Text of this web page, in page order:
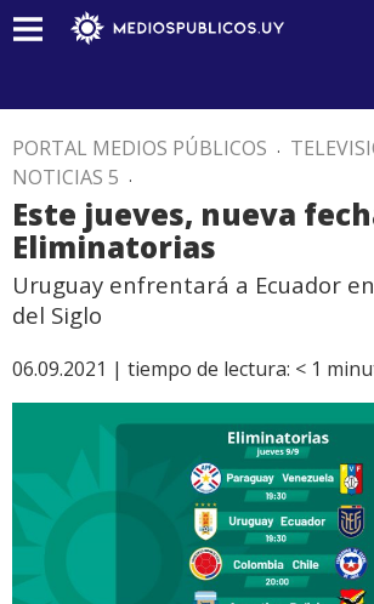
PORTAL MEDIOS PÚBLICOS .
NOTICIAS 5 .
Este jueves, nueva
Eliminatorias
Uruguay enfrentará a Ecuador
del Siglo
06.09.2021 | tiempo de lectura: < 1